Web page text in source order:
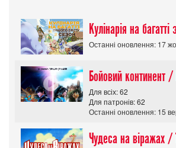
Останні оновлення: 17
Бойовий континент
Для всіх: 62
Для патронів: 62
Останні оновлення: 15
Чудеса на віражах /